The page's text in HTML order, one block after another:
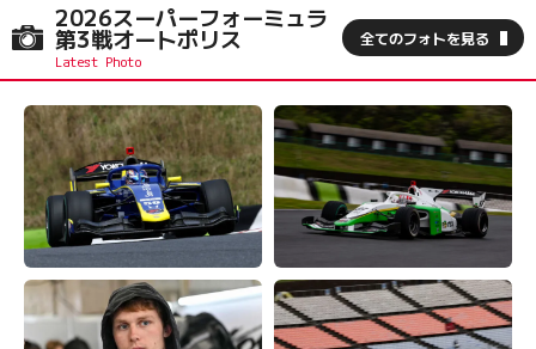
2026スーパーフォーミュラ
第3戦オートポリス 全てのフォトを見る